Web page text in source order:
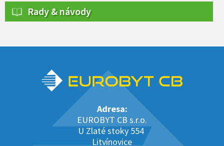
Rady & návody
Adresa:
EUROBYT CB s.r.o.
U Zlaté stoky 554
Litvínovice